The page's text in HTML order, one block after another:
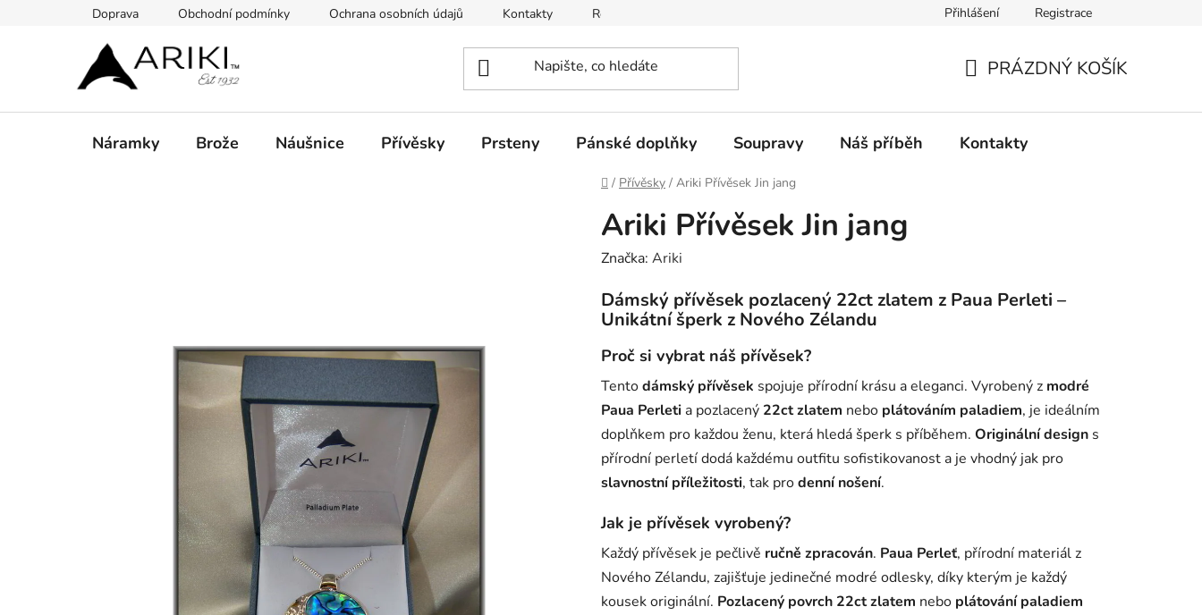
Doprava Obchodní podmínky Ochrana osobních údajů Kontakty Reklamace a vrácení zboží Přihlášení Registrace
KOŠÍK
PRÁZDNÝ KOŠÍK
Náramky Brože Náušnice Přívěsky Prsteny Pánské doplňky Soupravy Náš příběh Kontakty
Domů
/ Přívěsky / Ariki Přívěsek Jin jang
Ariki Přívěsek Jin jang
Značka: Ariki
Dámský přívěsek pozlacený 22ct zlatem z Paua Perleti –
Unikátní šperk z Nového Zélandu
Proč si vybrat náš přívěsek?
Tentodámský přívěsek spojuje přírodní krásu a eleganci. Vyrobený z modré
Paua Perleti a pozlacený 22ct zlatem nebo plátováním paladiem, je ideálním
doplňkem pro každou ženu, která hledá šperk s příběhem. Originální design s
přírodní perletí dodá každému outfitu sofistikovanost a je vhodný jak pro
slavnostní příležitosti, tak prodenní nošení.
Jak je přívěsek vyrobený?
Každý přívěsek je pečlivě ručně zpracován. Paua Perleť, přírodní materiál z
Nového Zélandu, zajišťuje jedinečné modré odlesky, díky kterým je každý
kousek originální. Pozlacený povrch 22ct zlatem nebo plátování paladiem